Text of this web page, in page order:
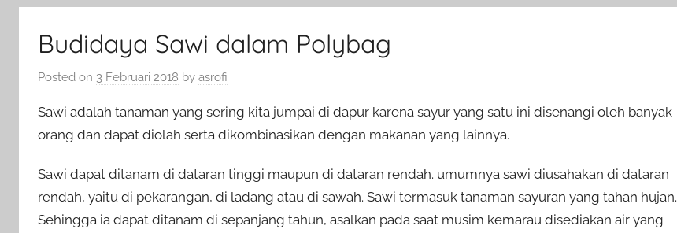
Budidaya Sawi dalam Polybag
Posted on 3 Februari 2018 by asrofi
Sawi adalah tanaman yang sering kita jumpai di dapur karena sayur yang satu ini disenangi oleh banyak
orang dan dapat diolah serta dikombinasikan dengan makanan yang lainnya.
Sawi dapat ditanam di dataran tinggi maupun di dataran rendah. umumnya sawi diusahakan di dataran
rendah, yaitu di pekarangan, di ladang atau di sawah. Sawi termasuk tanaman sayuran yang tahan hujan.
Sehingga ia dapat ditanam di sepanjang tahun, asalkan pada saat musim kemarau disediakan air yang